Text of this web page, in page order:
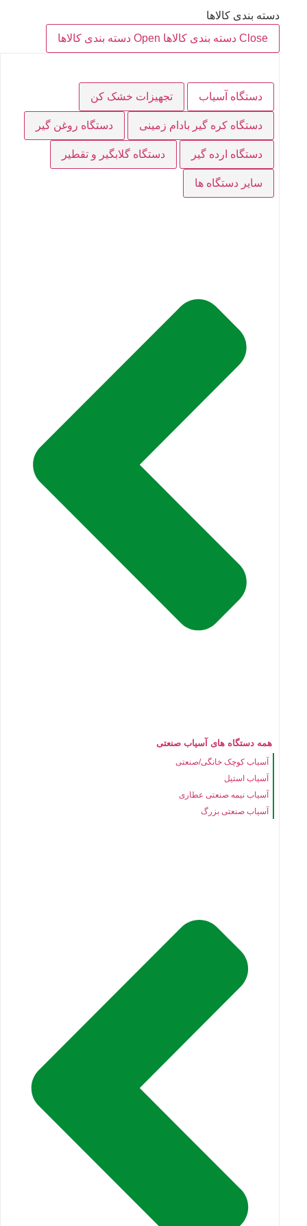
دسته بندی کالاها
Close دسته بندی کالاها
Open دسته بندی کالاها
دستگاه آسیاب تجهیزات خشک کن
دستگاه کره گیر بادام زمینی دستگاه روغن گیر
دستگاه ارده گیر دستگاه گلابگیر و تقطیر
سایر دستگاه ها
همه دستگاه های آسیاب صنعتی
آسیاب کوچک خانگی/صنعتی
آسیاب استیل
آسیاب نیمه صنعتی عطاری
آسیاب صنعتی بزرگ